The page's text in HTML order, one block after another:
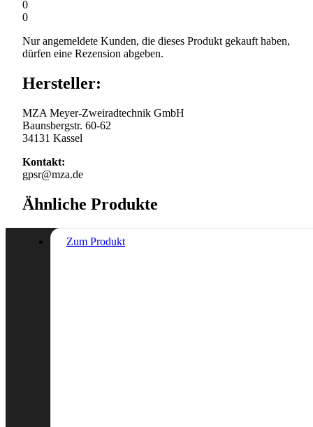
0
0
Nur angemeldete Kunden, die dieses Produkt gekauft haben,
dürfen eine Rezension abgeben.
Hersteller:
MZA Meyer-Zweiradtechnik GmbH
Baunsbergstr. 60-62
34131 Kassel
Kontakt:
gpsr@mza.de
Ähnliche Produkte
Zum Produkt